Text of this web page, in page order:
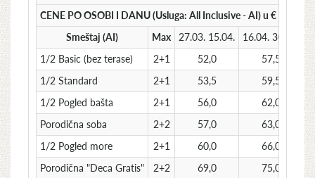
CENE PO OSOBI I DANU (Usluga: All Inclusive - AI) u €
Smeštaj (AI)
Max 27.03. 15.04. 16.04. 30.04.
1/2 Basic (bez terase)
2+1 52,0
57,5
1/2 Standard
2+1 53,5
59,5
1/2 Pogled bašta
2+1 56,0
62,0
Porodična soba
2+2 57,0
63,0
1/2 Pogled more
2+1 60,0
66,0
Porodična "Deca Gratis"
2+2 69,0
75,0